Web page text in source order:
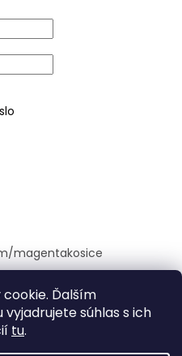
Ďalším
súhlas s ich
tu.
magentakosice